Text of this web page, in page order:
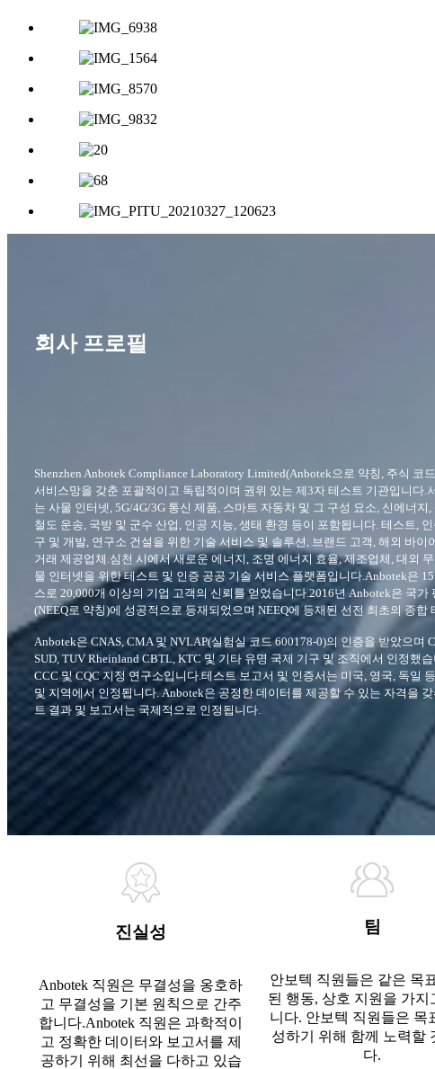
회사 프로필
Shenzhen Anbotek Compliance Laboratory Limited(Anbotek으로 약칭, 주식 코
서비스망을 갖춘 포괄적이고 독립적이며 권위 있는 제3자 테스트 기관입니다.
는 사물 인터넷, 5G/4G/3G 통신 제품, 스마트 자동차 및 그 구성 요소, 신에너지
철도 운송, 국방 및 군수 산업, 인공 지능, 생태 환경 등이 포함됩니다. 테스트,
구 및 개발, 연구소 건설을 위한 기술 서비스 및 솔루션, 브랜드 고객, 해외 바이
거래 제공업체.심천 시에서 새로운 에너지, 조명 에너지 효율, 제조업체, 대외
물 인터넷을 위한 테스트 및 인증 공공 기술 서비스 플랫폼입니다.Anbotek은
스로 20,000개 이상의 기업 고객의 신뢰를 얻었습니다.2016년 Anbotek은 국가
(NEEQ로 약칭)에 성공적으로 등재되었으며 NEEQ에 등재된 선전 최초의 종합
Anbotek은 CNAS, CMA 및 NVLAP(실험실 코드 600178-0)의 인증을 받았으며
SUD, TUV Rheinland CBTL, KTC 및 기타 유명 국제 기구 및 조직에서 인정했
CCC 및 CQC 지정 연구소입니다.테스트 보고서 및 인증서는 미국, 영국, 독일
및 지역에서 인정됩니다. Anbotek은 공정한 데이터를 제공할 수 있는 자격을
트 결과 및 보고서는 국제적으로 인정됩니다.
진실성
Anbotek 직원은 무결성을 옹호하
고 무결성을 기본 원칙으로 간주
합니다.Anbotek 직원은 과학적이
고 정확한 데이터와 보고서를 제
공하기 위해 최선을 다하고 있습
팀
안보텍 직원들은 같은 목
된 행동, 상호 지원을 가지
니다. 안보텍 직원들은 목
성하기 위해 함께 노력할
다.